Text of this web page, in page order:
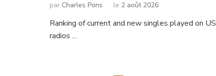
par Charles Pons le 2 août 2026
Ranking of current and new singles played on US
radios …